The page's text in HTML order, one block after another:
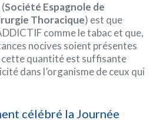
Société Espagnole de
Thoracique) est que
comme le tabac et que,
nocives soient présentes
quantité est suffisante
dans l’organisme de ceux qui
célébré la Journée